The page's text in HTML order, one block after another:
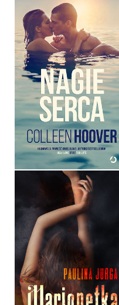
NAGIE SERCA
COLLEEN HOOVER
OPRAWA MIĘKKA
44,99 ZŁ
MARIONETKA
PAULINA JURGA
OPRAWA MIĘKKA